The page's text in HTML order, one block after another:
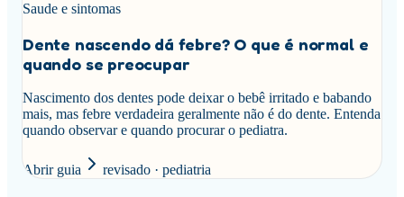
Saude e sintomas
Dente nascendo dá febre? O que é normal e
quando se preocupar
Nascimento dos dentes pode deixar o bebê irritado e babando
mais, mas febre verdadeira geralmente não é do dente. Entenda
quando observar e quando procurar o pediatra.
Abrir guia revisado · pediatria